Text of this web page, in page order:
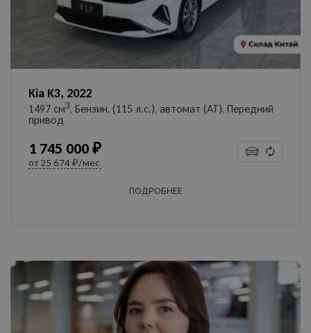
Kia K3, 2022
1497 см3, Бензин, (115 л.с.), автомат (AT), Передний
привод
1 745 000 ₽
от 25 674 ₽/мес
ПОДРОБНЕЕ